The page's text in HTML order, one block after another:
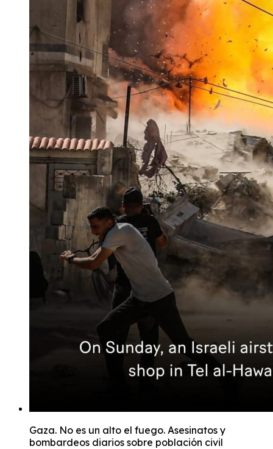
Gaza. No es un alto el fuego. Asesinatos y
bombardeos diarios sobre población civil